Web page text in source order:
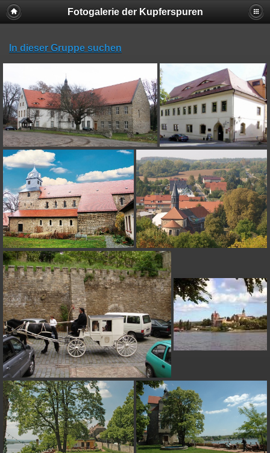
Fotogalerie der Kupferspuren
In dieser Gruppe suchen